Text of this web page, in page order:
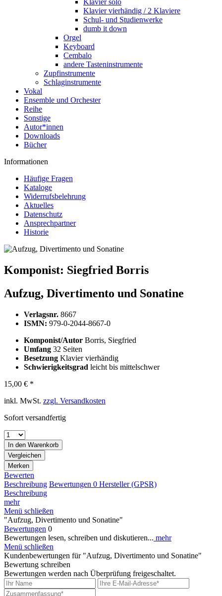
Klavier solo
Klavier vierhändig / 2 Klaviere
Schul- und Studienwerke
dumb it down
Orgel
Keyboard
Cembalo
andere Tasteninstrumente
Zupfinstrumente
Schlaginstrumente
Vokal
Ensemble und Orchester
Reihe
Sonstige
Autor*innen
Downloads
Bücher
Informationen
Häufige Fragen
Kataloge
Widerrufsbelehrung
Aktuelles
Datenschutz
Ansprechpartner
Historie
Komponist: Siegfried Borris
Aufzug, Divertimento und Sonatine
Verlagsnr. 8667
ISMN: 979-0-2044-8667-0
Komponist/Autor Borris, Siegfried
Umfang 32 Seiten
Besetzung Klavier vierhändig
Schwierigkeitsgrad leicht bis mittelschwer
15,00 € *
inkl. MwSt. zzgl. Versandkosten
Sofort versandfertig
In den Warenkorb
Vergleichen
Merken
Bewerten
Beschreibung Bewertungen 0 Hersteller (GPSR)
Beschreibung
mehr
Menü schließen
"Aufzug, Divertimento und Sonatine"
Bewertungen 0
Bewertungen lesen, schreiben und diskutieren... mehr
Menü schließen
Kundenbewertungen für "Aufzug, Divertimento und Sonatine"
Bewertung schreiben
Bewertungen werden nach Überprüfung freigeschaltet.